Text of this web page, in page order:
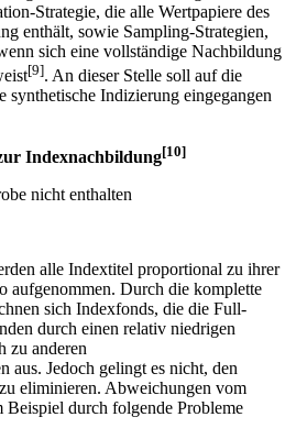
gibt es zwei Grundstrategien. Auf der
Strategie, die alle Wertpapiere des
enthält, sowie Sampling-Strategien,
sich eine vollständige Nachbildung
[9]. An dieser Stelle soll auf die
Indizierung eingegangen
alle Indextitel proportional zu ihrer
Durch die komplette
sich Indexfonds, die die Full-
durch einen relativ niedrigen
zu anderen
aus. Jedoch gelingt es nicht, den
eliminieren. Abweichungen vom
durch folgende Probleme